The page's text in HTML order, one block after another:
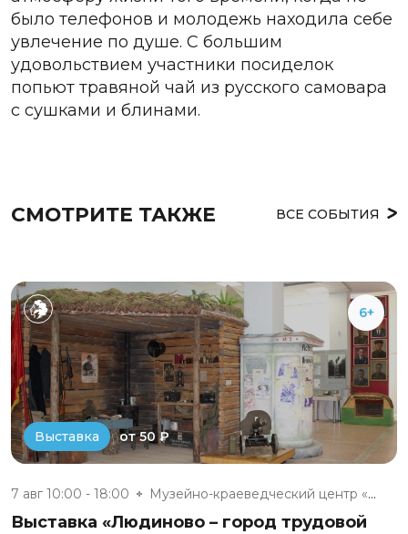
было телефонов и молодежь находила себе
увлечение по душе. С большим
удовольствием участники посиделок
попьют травяной чай из русского самовара
с сушками и блинами.
СМОТРИТЕ ТАКЖЕ ВСЕ СОБЫТИЯ
6+
Выставка от 50 ₽
7 авг 10:00 - 18:00 Музейно-краеведческий центр «М...
Выставка «Людиново – город трудовой